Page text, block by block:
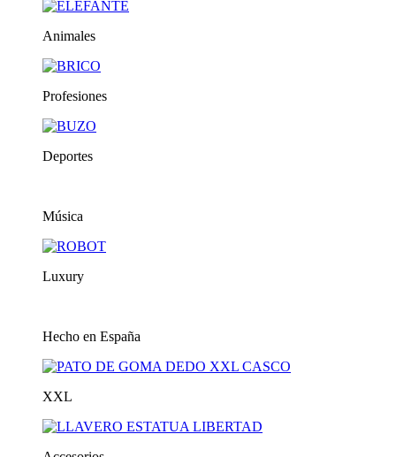
Animales
Profesiones
Deportes
Música
Luxury
Hecho en España
XXL